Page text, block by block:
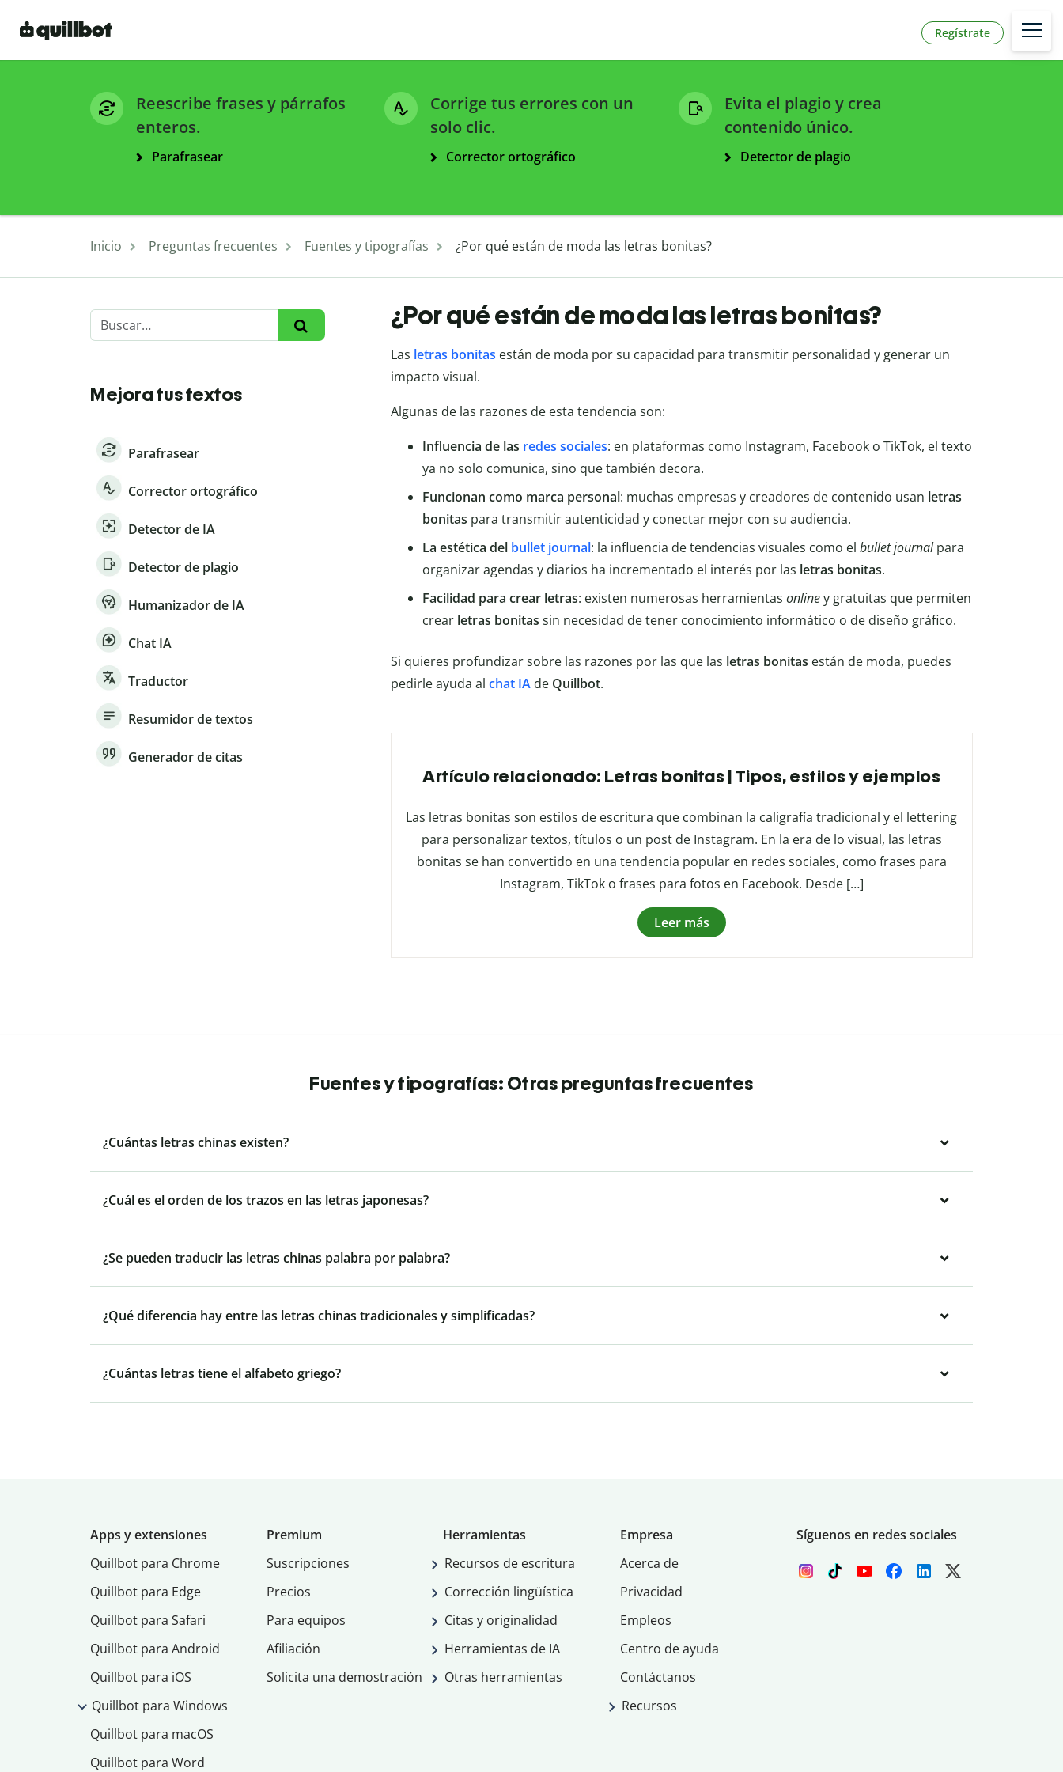
Regístrate
Reescribe frases y párrafos
enteros.
Parafrasear
Corrige tus errores con un
solo clic.
Corrector ortográfico
Evita el plagio y crea
contenido único.
Detector de plagio
Inicio Preguntas frecuentes Fuentes y tipografías ¿Por qué están de moda las letras bonitas?
Mejora tus textos
Parafrasear
Corrector ortográfico
Detector de IA
Detector de plagio
Humanizador de IA
Chat IA
Traductor
Resumidor de textos
Generador de citas
¿Por qué están de moda las letras bonitas?
Las letras bonitas están de moda por su capacidad para transmitir personalidad y generar un
impacto visual.
Algunas de las razones de esta tendencia son:
Influencia de las redes sociales: en plataformas como Instagram, Facebook o TikTok, el texto
ya no solo comunica, sino que también decora.
Funcionan como marca personal: muchas empresas y creadores de contenido usan letras
bonitas para transmitir autenticidad y conectar mejor con su audiencia.
La estética del bullet journal: la influencia de tendencias visuales como el bullet journalpara
organizar agendas y diarios ha incrementado el interés por las letras bonitas.
Facilidad para crear letras: existen numerosas herramientas onliney gratuitas que permiten
crear letras bonitas sin necesidad de tener conocimiento informático o de diseño gráfico.
Si quieres profundizar sobre las razones por las que las letras bonitas están de moda, puedes
pedirle ayuda al chat IAde Quillbot.
Artículo relacionado: Letras bonitas | Tipos, estilos y ejemplos
Las letras bonitas son estilos de escritura que combinan la caligrafía tradicional y el lettering
para personalizar textos, títulos o un post de Instagram. En la era de lo visual, las letras
bonitas se han convertido en una tendencia popular en redes sociales, como frases para
Instagram, TikTok o frases para fotos en Facebook. Desde […]
Leer más
Fuentes y tipografías: Otras preguntas frecuentes
¿Cuántas letras chinas existen?
¿Cuál es el orden de los trazos en las letras japonesas?
¿Se pueden traducir las letras chinas palabra por palabra?
¿Qué diferencia hay entre las letras chinas tradicionales y simplificadas?
¿Cuántas letras tiene el alfabeto griego?
Apps y extensiones
Quillbot para Chrome
Quillbot para Edge
Quillbot para Safari
Quillbot para Android
Quillbot para iOS
Quillbot para Windows
Quillbot para macOS
Quillbot para Word
Premium
Suscripciones
Precios
Para equipos
Afiliación
Solicita una demostración
Herramientas
Recursos de escritura
Corrección lingüística
Citas y originalidad
Herramientas de IA
Otras herramientas
Empresa
Acerca de
Privacidad
Empleos
Centro de ayuda
Contáctanos
Recursos
Síguenos en redes sociales